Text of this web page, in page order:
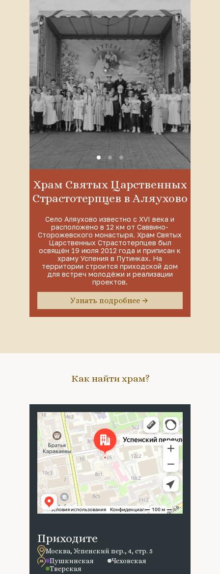
Храм Святых Царственных
Страстотерпцев в Аляухово
Село Аляухово известно с XVI века и
расположено в 12 км от Саввино-
Сторожевского монастыря. Храм Святых
Царственных Страстотерпцев был
освящён 19 июля 2012 года и приписан к
храму Успения в Путинках. На
территории строится приходской дом
для встреч молодёжи и реализации
проектов.
Узнать подробнее
Приходите
Москва, Успенский пер., 4, стр. 5
Пушкинская
Чеховская
Тверская
Как найти храм?
Москва
Успенский переулок, 4с5 — Яндекс Карты